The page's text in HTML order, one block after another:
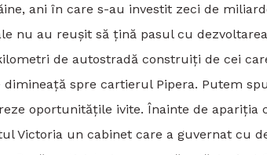
ani în care s-au investit zeci de
nu au reușit să țină pasul cu
de autostradă construiți de cei
spre cartierul Pipera. Putem
oportunitățile ivite. Înainte de apariția
Victoria un cabinet care a guvernat cu